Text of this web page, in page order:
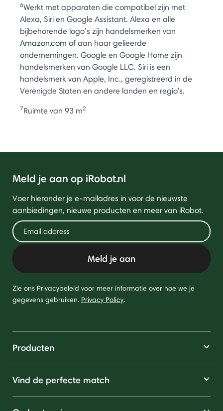
6Werkt met apparaten die compatibel zijn met
Alexa, Siri en Google Assistant. Alexa en alle
bijbehorende logo’s zijn handelsmerken van
Amazon.com of aan haar gelieerde
ondernemingen. Google en Google Home zijn
handelsmerken van Google LLC. Siri is een
handelsmerk van Apple, Inc., geregistreerd in de
Verenigde Staten en andere landen en regio's.
7Ruimte van 93 m2
Meld je aan op iRobot.nl
Voer hieronder je e-mailadres in voor de nieuwste
aanbiedingen, nieuwe producten en meer van iRobot.
Meld je aan
Zie ons Privacybeleid voor meer informatie over hoe we je
gegevens gebruiken. Privacy Policy.
Producten
Vind de perfecte match